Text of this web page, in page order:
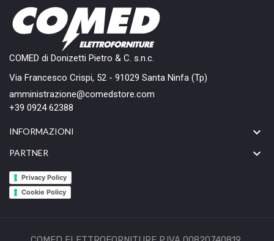
COMED di Donizetti Pietro & C. s.n.c.
Via Francesco Crispi, 52 - 91029 Santa Ninfa (Tp)
amministrazione@comedstore.com
+39 0924 62388
INFORMAZIONI 
PARTNER 
Privacy Policy
Cookie Policy